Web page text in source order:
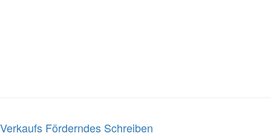
Verkaufs Förderndes Schreiben